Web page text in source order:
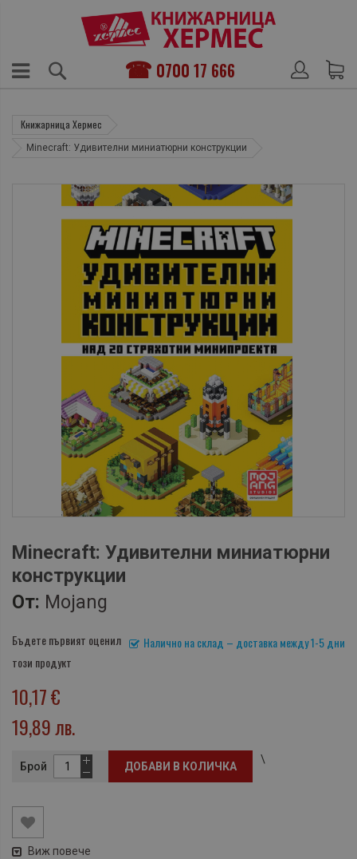
0700 17 666
Книжарница Хермес
Minecraft: Удивителни миниатюрни конструкции
Minecraft: Удивителни миниатюрни
конструкции
От: Mojang
Налично на склад – доставка между 1-5 дни
Бъдете първият оценил
този продукт
10,17 €
19,89 лв.
Брой ДОБАВИ В КОЛИЧКА
\
Виж повече